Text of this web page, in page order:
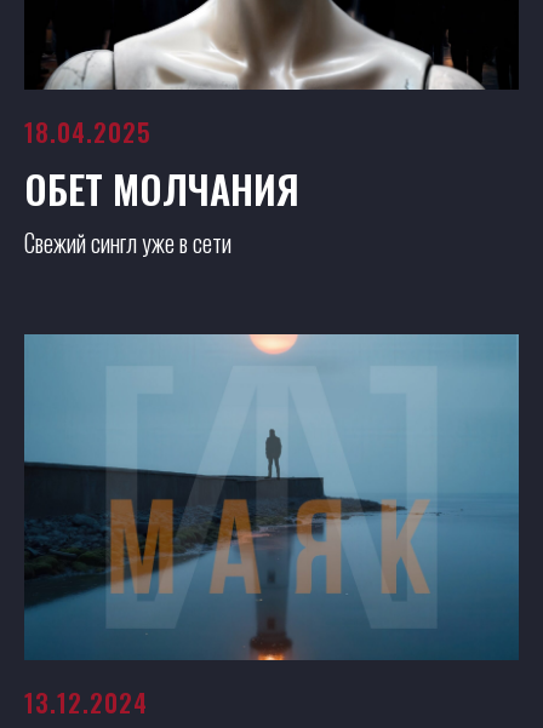
18.04.2025
ОБЕТ МОЛЧАНИЯ
Свежий сингл уже в сети
13.12.2024